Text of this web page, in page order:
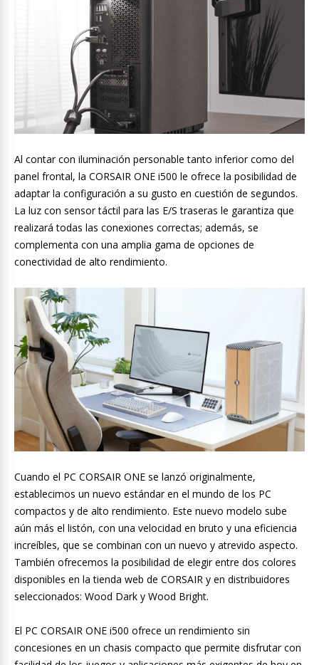
Al contar con iluminación personable tanto inferior como del
panel frontal, la CORSAIR ONE i500 le ofrece la posibilidad de
adaptar la configuración a su gusto en cuestión de segundos.
La luz con sensor táctil para las E/S traseras le garantiza que
realizará todas las conexiones correctas; además, se
complementa con una amplia gama de opciones de
conectividad de alto rendimiento.
Cuando el PC CORSAIR ONE se lanzó originalmente,
establecimos un nuevo estándar en el mundo de los PC
compactos y de alto rendimiento. Este nuevo modelo sube
aún más el listón, con una velocidad en bruto y una eficiencia
increíbles, que se combinan con un nuevo y atrevido aspecto.
También ofrecemos la posibilidad de elegir entre dos colores
disponibles en la tienda web de CORSAIR y en distribuidores
seleccionados: Wood Dark y Wood Bright.
El PC CORSAIR ONE i500 ofrece un rendimiento sin
concesiones en un chasis compacto que permite disfrutar con